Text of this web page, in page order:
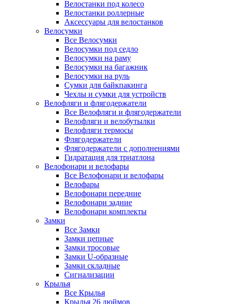
Велостанки под колесо
Велостанки роллерные
Аксессуары для велостанков
Велосумки
Все Велосумки
Велосумки под седло
Велосумки на раму
Велосумки на багажник
Велосумки на руль
Сумки для байкпакинга
Чехлы и сумки для устройств
Велофляги и флягодержатели
Все Велофляги и флягодержатели
Велофляги и велобутылки
Велофляги термосы
Флягодержатели
Флягодержатели с дополнениями
Гидратация для триатлона
Велофонари и велофары
Все Велофонари и велофары
Велофары
Велофонари передние
Велофонари задние
Велофонари комплекты
Замки
Все Замки
Замки цепные
Замки тросовые
Замки U-образные
Замки складные
Сигнализации
Крылья
Все Крылья
Крылья 26 дюймов